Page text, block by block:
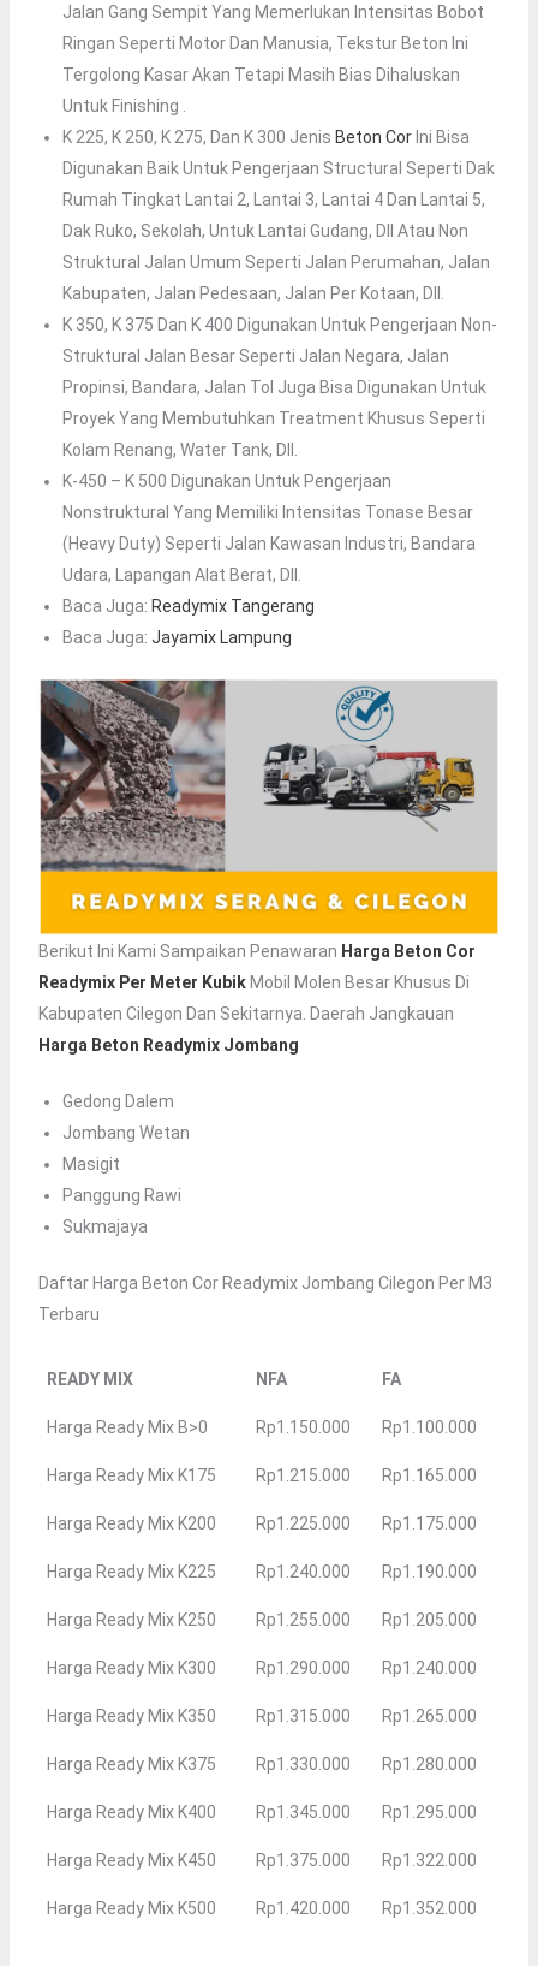
Jalan Gang Sempit Yang Memerlukan Intensitas Bobot
Ringan Seperti Motor Dan Manusia, Tekstur Beton Ini
Tergolong Kasar Akan Tetapi Masih Bias Dihaluskan
Untuk Finishing .
K 225, K 250, K 275, Dan K 300 Jenis Beton CorIni Bisa
Digunakan Baik Untuk Pengerjaan Structural Seperti Dak
Rumah Tingkat Lantai 2, Lantai 3, Lantai 4 Dan Lantai 5,
Dak Ruko, Sekolah, Untuk Lantai Gudang, Dll Atau Non
Struktural Jalan Umum Seperti Jalan Perumahan, Jalan
Kabupaten, Jalan Pedesaan, Jalan Per Kotaan, Dll.
K 350, K 375 Dan K 400 Digunakan Untuk Pengerjaan Non-
Struktural Jalan Besar Seperti Jalan Negara, Jalan
Propinsi, Bandara, Jalan Tol Juga Bisa Digunakan Untuk
Proyek Yang Membutuhkan Treatment Khusus Seperti
Kolam Renang, Water Tank, Dll.
K-450 – K 500 Digunakan Untuk Pengerjaan
Nonstruktural Yang Memiliki Intensitas Tonase Besar
(heavy Duty) Seperti Jalan Kawasan Industri, Bandara
Udara, Lapangan Alat Berat, Dll.
Baca Juga: Readymix Tangerang
Baca Juga: Jayamix Lampung
Berikut Ini Kami Sampaikan Penawaran Harga Beton Cor
Readymix Per Meter KubikMobil Molen Besar Khusus Di
Kabupaten Cilegon Dan Sekitarnya. Daerah Jangkauan
Harga Beton Readymix Jombang
Gedong Dalem
Jombang Wetan
Masigit
Panggung Rawi
Sukmajaya
Daftar Harga Beton Cor Readymix Jombang Cilegon Per M3
Terbaru
READY MIX NFA FA
Harga Ready Mix B>0 Rp1.150.000 Rp1.100.000
Harga Ready Mix K175 Rp1.215.000 Rp1.165.000
Harga Ready Mix K200 Rp1.225.000 Rp1.175.000
Harga Ready Mix K225 Rp1.240.000 Rp1.190.000
Harga Ready Mix K250 Rp1.255.000 Rp1.205.000
Harga Ready Mix K300 Rp1.290.000 Rp1.240.000
Harga Ready Mix K350 Rp1.315.000 Rp1.265.000
Harga Ready Mix K375 Rp1.330.000 Rp1.280.000
Harga Ready Mix K400 Rp1.345.000 Rp1.295.000
Harga Ready Mix K450 Rp1.375.000 Rp1.322.000
Harga Ready Mix K500 Rp1.420.000 Rp1.352.000